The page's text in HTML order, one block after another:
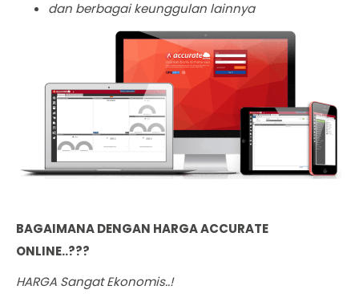
dan berbagai keunggulan lainnya
BAGAIMANA DENGAN HARGA ACCURATE
ONLINE..???
HARGA Sangat Ekonomis..!